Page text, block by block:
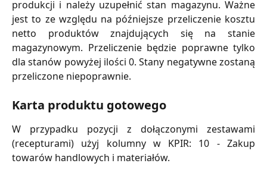
produkcji i należy uzupełnić stan magazynu. Ważne
jest to ze względu na późniejsze przeliczenie kosztu
netto produktów znajdujących się na stanie
magazynowym. Przeliczenie będzie poprawne tylko
dla stanów powyżej ilości 0. Stany negatywne zostaną
przeliczone niepoprawnie.
Karta produktu gotowego
W przypadku pozycji z dołączonymi zestawami
(recepturami) użyj kolumny w KPIR: 10 - Zakup
towarów handlowych i materiałów.